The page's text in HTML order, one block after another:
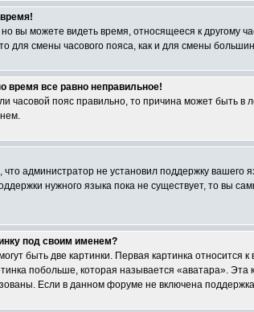
вы можете видеть время, относящееся к другому
для смены часового пояса, как и для смены
время все равно неправильное!
часовой пояс правильно, то причина может быть
что администратор не установил поддержку
нужного языка пока не существует, то вы
под своим именем?
быть две картинки. Первая картинка
побольше, которая называется «аватара». Эта
Если в данном форуме не включена